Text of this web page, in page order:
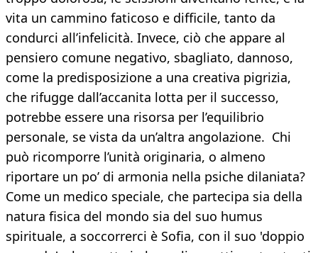
vita un cammino faticoso e difficile, tanto da
condurci all’infelicità. Invece, ciò che appare al
pensiero comune negativo, sbagliato, dannoso,
come la predisposizione a una creativa pigrizia,
che rifugge dall’accanita lotta per il successo,
potrebbe essere una risorsa per l’equilibrio
personale, se vista da un’altra angolazione. Chi
può ricomporre l’unità originaria, o almeno
riportare un po’ di armonia nella psiche dilaniata?
Come un medico speciale, che partecipa sia della
natura fisica del mondo sia del suo humus
spirituale, a soccorrerci è Sofia, con il suo 'doppio